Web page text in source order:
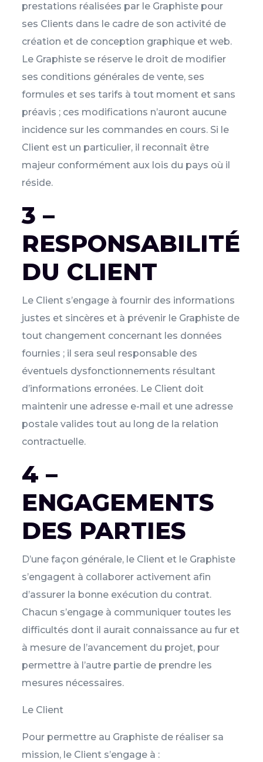
prestations réalisées par le Graphiste pour
ses Clients dans le cadre de son activité de
création et de conception graphique et web.
Le Graphiste se réserve le droit de modifier
ses conditions générales de vente, ses
formules et ses tarifs à tout moment et sans
préavis ; ces modifications n’auront aucune
incidence sur les commandes en cours. Si le
Client est un particulier, il reconnaît être
majeur conformément aux lois du pays où il
réside.
3 –
RESPONSABILITÉ
DU CLIENT
Le Client s’engage à fournir des informations
justes et sincères et à prévenir le Graphiste de
tout changement concernant les données
fournies ; il sera seul responsable des
éventuels dysfonctionnements résultant
d’informations erronées. Le Client doit
maintenir une adresse e-mail et une adresse
postale valides tout au long de la relation
contractuelle.
4 –
ENGAGEMENTS
DES PARTIES
D’une façon générale, le Client et le Graphiste
s’engagent à collaborer activement afin
d’assurer la bonne exécution du contrat.
Chacun s’engage à communiquer toutes les
difficultés dont il aurait connaissance au fur et
à mesure de l’avancement du projet, pour
permettre à l’autre partie de prendre les
mesures nécessaires.
Le Client
Pour permettre au Graphiste de réaliser sa
mission, le Client s’engage à :